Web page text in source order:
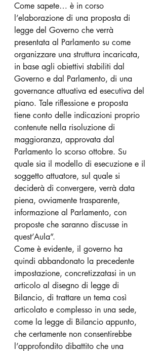
Come sapete… è in corso
l’elaborazione di una proposta di
legge del Governo che verrà
presentata al Parlamento su come
organizzare una struttura incaricata,
in base agli obiettivi stabiliti dal
Governo e dal Parlamento, di una
governance attuativa ed esecutiva del
piano. Tale riflessione e proposta
tiene conto delle indicazioni proprio
contenute nella risoluzione di
maggioranza, approvata dal
Parlamento lo scorso ottobre. Su
quale sia il modello di esecuzione e il
soggetto attuatore, sul quale si
deciderà di convergere, verrà data
piena, ovviamente trasparente,
informazione al Parlamento, con
proposte che saranno discusse in
quest’Aula”.
Come è evidente, il governo ha
quindi abbandonato la precedente
impostazione, concretizzatasi in un
articolo al disegno di legge di
Bilancio, di trattare un tema così
articolato e complesso in una sede,
come la legge di Bilancio appunto,
che certamente non consentirebbe
l’approfondito dibattito che una